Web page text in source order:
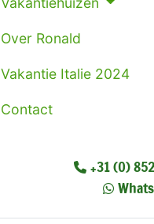
Over Ronald
Vakantie Italie 2024
Contact
+31 (0)